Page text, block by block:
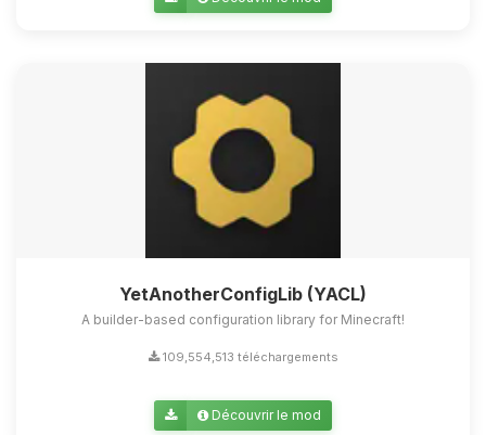
YetAnotherConfigLib (YACL)
A builder-based configuration library for Minecraft!
109,554,513 téléchargements
Découvrir le mod
Youpi, enfin quelqu’un pour me
parler ! Moi c’est Choupy, ton petit
assistant BoxToPlay. Dis-moi ce dont
tu as besoin et je vais remuer mes
petits circuits pour t’aider.
07/08/2026 à 23:25